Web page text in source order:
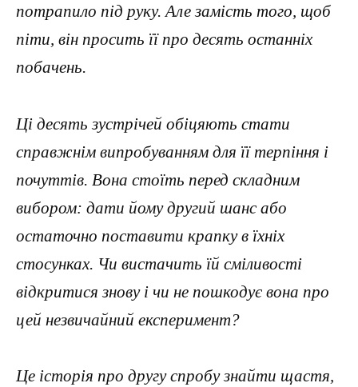
потрапило під руку. Але замість того, щоб
піти, він просить її про десять останніх
побачень.
Ці десять зустрічей обіцяють стати
справжнім випробуванням для її терпіння і
почуттів. Вона стоїть перед складним
вибором: дати йому другий шанс або
остаточно поставити крапку в їхніх
стосунках. Чи вистачить їй сміливості
відкритися знову і чи не пошкодує вона про
цей незвичайний експеримент?
Це історія про другу спробу знайти щастя,